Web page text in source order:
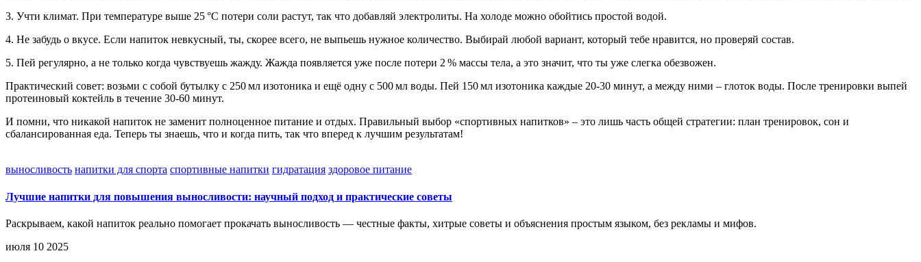
3. Учти климат. При температуре выше 25 °C потери соли растут, так что добавляй электролиты. На холоде можно обойтись простой водой.
4. Не забудь о вкусе. Если напиток невкусный, ты, скорее всего, не выпьешь нужное количество. Выбирай любой вариант, который тебе нравится, но проверяй состав.
5. Пей регулярно, а не только когда чувствуешь жажду. Жажда появляется уже после потери 2 % массы тела, а это значит, что ты уже слегка обезвожен.
Практический совет: возьми с собой бутылку с 250 мл изотоника и ещё одну с 500 мл воды. Пей 150 мл изотоника каждые 20‑30 минут, а между ними – глоток воды. После тренировки выпей
протеиновый коктейль в течение 30‑60 минут.
И помни, что никакой напиток не заменит полноценное питание и отдых. Правильный выбор «спортивных напитков» – это лишь часть общей стратегии: план тренировок, сон и
сбалансированная еда. Теперь ты знаешь, что и когда пить, так что вперед к лучшим результатам!
выносливость напитки для спорта спортивные напитки гидратация здоровое питание
Лучшие напитки для повышения выносливости: научный подход и практические советы
Раскрываем, какой напиток реально помогает прокачать выносливость — честные факты, хитрые советы и объяснения простым языком, без рекламы и мифов.
июля 10 2025